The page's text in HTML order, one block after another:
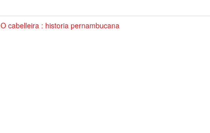
O cabelleira : historia pernambucana